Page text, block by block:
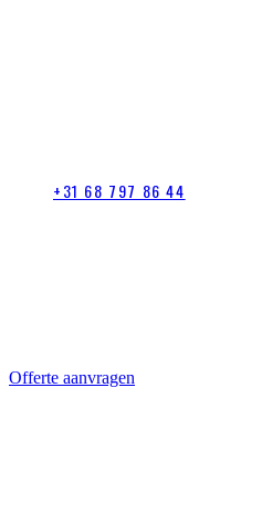
+31 68 797 86 44
Offerte aanvragen